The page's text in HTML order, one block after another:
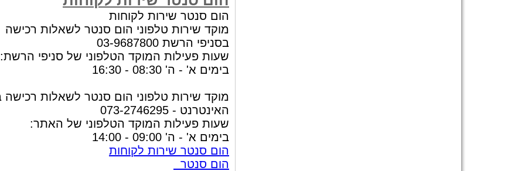
הום סנטר שירות לקוחות
מוקד שירות טלפוני הום סנטר לשאלות רכישה
בסניפי הרשת 03-9687800
שעות פעילות המוקד הטלפוני של סניפי הרשת:
בימים א' - ה' 08:30 - 16:30
מוקד שירות טלפוני הום סנטר לשאלות
האינטרנט - 073-2746295
שעות פעילות המוקד הטלפוני של האתר:
בימים א' - ה' 09:00 - 14:00
הום סנטר שירות לקוחות
הום סנטר